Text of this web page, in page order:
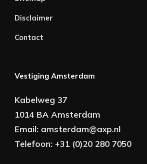
Disclaimer
Contact
Vestiging Amsterdam
Kabelweg 37
1014 BA Amsterdam
Email: amsterdam@axp.nl
Telefoon: +31 (0)20 280 7050